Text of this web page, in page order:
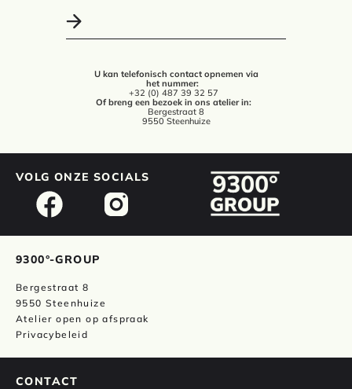
U kan telefonisch contact opnemen via
het nummer:
+32 (0) 487 39 32 57
Of breng een bezoek in ons atelier in:
Bergestraat 8
9550 Steenhuize
VOLG ONZE SOCIALS
9300°-GROUP
Bergestraat 8
9550 Steenhuize
Atelier open op afspraak
Privacybeleid
CONTACT